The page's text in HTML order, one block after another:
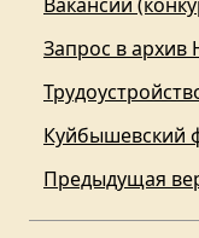
Запрос в архив
Куйбышевский
Предыдущая